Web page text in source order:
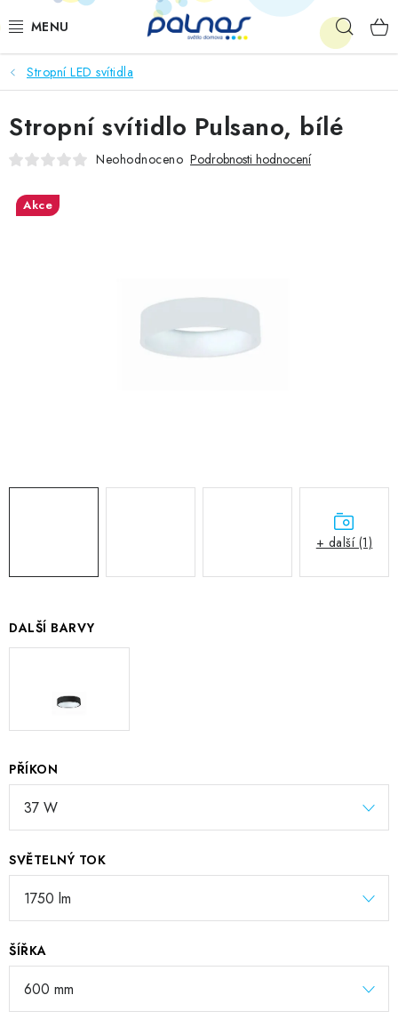
na
OSVĚTLENÍ INTERIÉRU
LED
VENKOVNÍ OSVĚTLENÍ
AKCE
Stropní LED svítidla
DALŠÍ BARVY
PŘÍKON
SVĚTELNÝ TOK
ŠÍŘKA
Stropní svítidlo Pulsano, bílé
Neohodnoceno Podrobnosti hodnocení
Akce
+ další (1)